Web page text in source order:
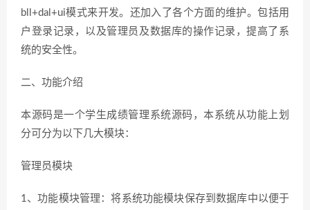
bll+dal+ui模式来开发。还加入了各个方面的维护。包括用
户登录记录，以及管理员及数据库的操作记录，提高了系
统的安全性。
二、功能介绍
本源码是一个学生成绩管理系统源码，本系统从功能上划
分可分为以下几大模块：
管理员模块
1、功能模块管理：将系统功能模块保存到数据库中以便于